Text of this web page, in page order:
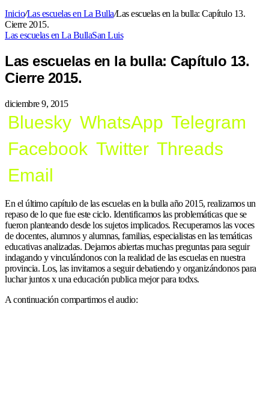
Inicio/Las escuelas en La Bulla/Las escuelas en la bulla: Capítulo 13.
Cierre 2015.
Las escuelas en La BullaSan Luis
Las escuelas en la bulla: Capítulo 13.
Cierre 2015.
diciembre 9, 2015
Bluesky WhatsApp Telegram
Facebook Twitter Threads
Email
En el último capítulo de las escuelas en la bulla año 2015, realizamos un
repaso de lo que fue este ciclo. Identificamos las problemáticas que se
fueron planteando desde los sujetos implicados. Recuperamos las voces
de docentes, alumnos y alumnas, familias, especialistas en las temáticas
educativas analizadas. Dejamos abiertas muchas preguntas para seguir
indagando y vinculándonos con la realidad de las escuelas en nuestra
provincia. Los, las invitamos a seguir debatiendo y organizándonos para
luchar juntos x una educación publica mejor para todxs.
A continuación compartimos el audio: